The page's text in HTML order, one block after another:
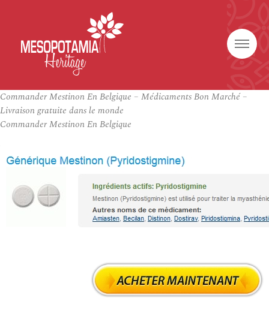
Commander Mestinon En Belgique – Médicaments Bon Marché –
Livraison gratuite dans le monde
Commander Mestinon En Belgique